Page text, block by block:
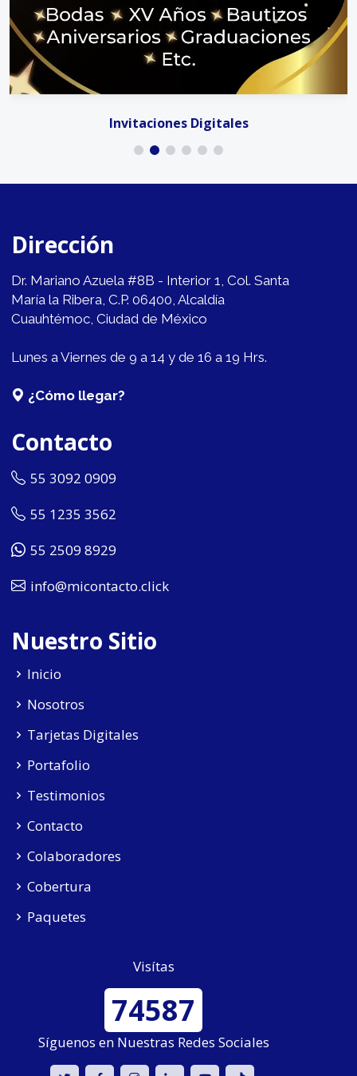
Invitaciones Digitales
Dirección
Dr. Mariano Azuela #8B - Interior 1, Col. Santa
María la Ribera, C.P. 06400, Alcaldía
Cuauhtémoc, Ciudad de México
Lunes a Viernes de 9 a 14 y de 16 a 19 Hrs.
¿Cómo llegar?
Contacto
55 3092 0909
55 1235 3562
55 2509 8929
info@micontacto.click
Nuestro Sitio
Inicio
Nosotros
Tarjetas Digitales
Portafolio
Testimonios
Contacto
Colaboradores
Cobertura
Paquetes
Visítas
74587
Síguenos en Nuestras Redes Sociales